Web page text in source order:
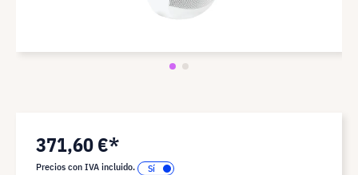
371,60 €*
Precios con IVA incluido.